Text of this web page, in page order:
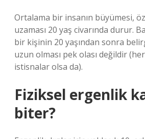
Ortalama bir insanın büyümesi,
uzaması 20 yaş civarında durur.
bir kişinin 20 yaşından sonra
uzun olması pek olası değildir
istisnalar olsa da).
Fiziksel ergenlik
biter?